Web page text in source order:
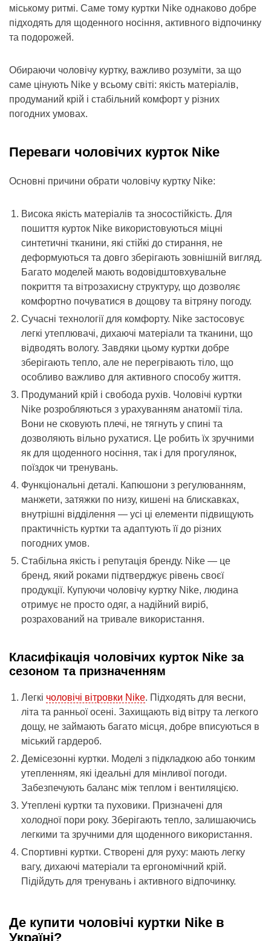
міському ритмі. Саме тому куртки Nike однаково добре
підходять для щоденного носіння, активного відпочинку
та подорожей.
Обираючи чоловічу куртку, важливо розуміти, за що
саме цінують Nike у всьому світі: якість матеріалів,
продуманий крій і стабільний комфорт у різних
погодних умовах.
Переваги чоловічих курток Nike
Основні причини обрати чоловічу куртку Nike:
Висока якість матеріалів та зносостійкість. Для
пошиття курток Nike використовуються міцні
синтетичні тканини, які стійкі до стирання, не
деформуються та довго зберігають зовнішній вигляд.
Багато моделей мають водовідштовхувальне
покриття та вітрозахисну структуру, що дозволяє
комфортно почуватися в дощову та вітряну погоду.
Сучасні технології для комфорту. Nike застосовує
легкі утеплювачі, дихаючі матеріали та тканини, що
відводять вологу. Завдяки цьому куртки добре
зберігають тепло, але не перегрівають тіло, що
особливо важливо для активного способу життя.
Продуманий крій і свобода рухів. Чоловічі куртки
Nike розробляються з урахуванням анатомії тіла.
Вони не сковують плечі, не тягнуть у спині та
дозволяють вільно рухатися. Це робить їх зручними
як для щоденного носіння, так і для прогулянок,
поїздок чи тренувань.
Функціональні деталі. Капюшони з регулюванням,
манжети, затяжки по низу, кишені на блискавках,
внутрішні відділення — усі ці елементи підвищують
практичність куртки та адаптують її до різних
погодних умов.
Стабільна якість і репутація бренду. Nike — це
бренд, який роками підтверджує рівень своєї
продукції. Купуючи чоловічу куртку Nike, людина
отримує не просто одяг, а надійний виріб,
розрахований на тривале використання.
Класифікація чоловічих курток Nike за
сезоном та призначенням
Легкі чоловічі вітровки Nike. Підходять для весни,
літа та ранньої осені. Захищають від вітру та легкого
дощу, не займають багато місця, добре вписуються в
міський гардероб.
Демісезонні куртки. Моделі з підкладкою або тонким
утепленням, які ідеальні для мінливої погоди.
Забезпечують баланс між теплом і вентиляцією.
Утеплені куртки та пуховики. Призначені для
холодної пори року. Зберігають тепло, залишаючись
легкими та зручними для щоденного використання.
Спортивні куртки. Створені для руху: мають легку
вагу, дихаючі матеріали та ергономічний крій.
Підійдуть для тренувань і активного відпочинку.
Де купити чоловічі куртки Nike в
Україні?